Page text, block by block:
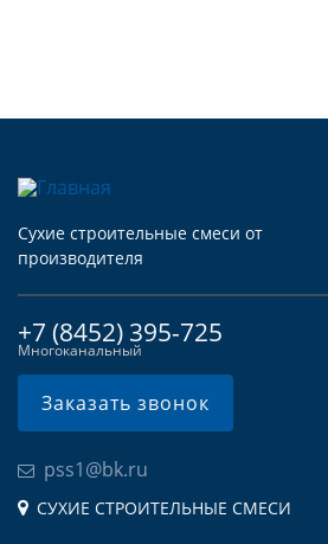
Сухие строительные смеси от
производителя
+7 (8452) 395-725
Многоканальный
Заказать звонок
pss1@bk.ru
СУХИЕ СТРОИТЕЛЬНЫЕ СМЕСИ